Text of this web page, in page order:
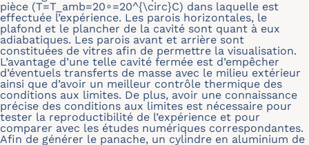
pièce (T=T_amb=20∘=20^{\circ}C) dans laquelle est
effectuée l’expérience. Les parois horizontales, le
plafond et le plancher de la cavité sont quant à eux
adiabatiques. Les parois avant et arrière sont
constituées de vitres afin de permettre la visualisation.
L’avantage d’une telle cavité fermée est d’empêcher
d’éventuels transferts de masse avec le milieu extérieur
ainsi que d’avoir un meilleur contrôle thermique des
conditions aux limites. De plus, avoir une connaissance
précise des conditions aux limites est nécessaire pour
tester la reproductibilité de l’expérience et pour
comparer avec les études numériques correspondantes.
Afin de générer le panache, un cylindre en aluminium de